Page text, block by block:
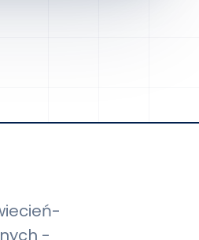
-